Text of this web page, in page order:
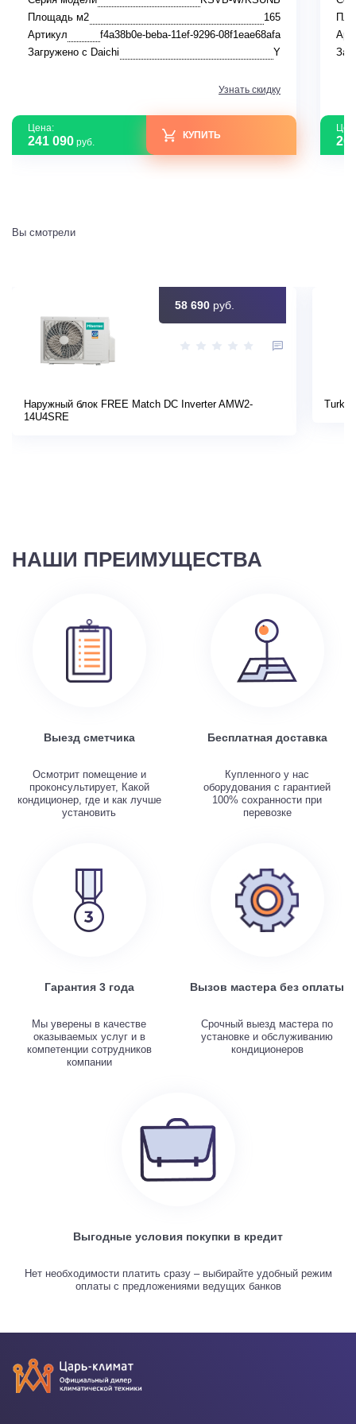
Площадь м2
165
Артикул
f4a38b0e-beba-11ef-9296-08f1eae68afa
Загружено с Daichi
Y
Узнать скидку
Цена:
241 090 руб.
КУПИТЬ
Вы смотрели
58 690 руб.
Наружный блок FREE Match DC Inverter AMW2-
14U4SRE
НАШИ ПРЕИМУЩЕСТВА
Выезд сметчика
Осмотрит помещение и
проконсультирует, Какой
кондиционер, где и как лучше
установить
Бесплатная доставка
Купленного у нас
оборудования с гарантией
100% сохранности при
перевозке
Гарантия 3 года
Мы уверены в качестве
оказываемых услуг и в
компетенции сотрудников
компании
Вызов мастера без оплаты
Срочный выезд мастера по
установке и обслуживанию
кондиционеров
Выгодные условия покупки в кредит
Нет необходимости платить сразу – выбирайте удобный режим
оплаты с предложениями ведущих банков